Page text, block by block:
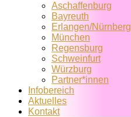
Aschaffenburg
Bayreuth
Erlangen/Nürnberg
München
Regensburg
Schweinfurt
Würzburg
Partner*innen
Infobereich
Aktuelles
Kontakt